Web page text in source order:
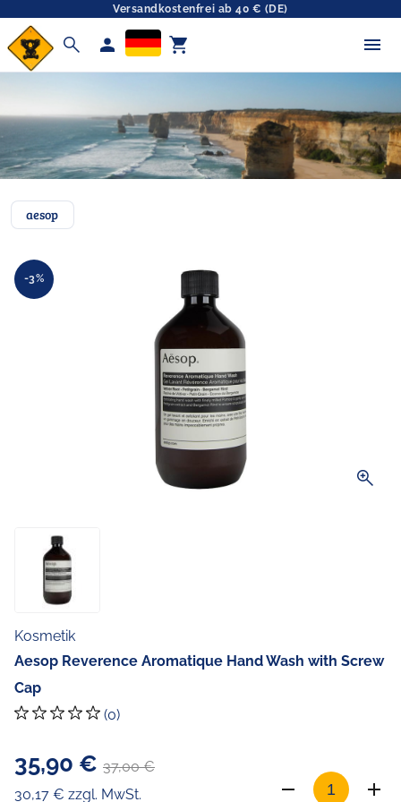
Versandkostenfrei ab 40 € (DE)
search person shopping_cart
aesop
-3%
zoom_in
Kosmetik
Aesop Reverence Aromatique Hand Wash with Screw
Cap
(0)
35,90 € 37,00 €
30,17 € zzgl. MwSt.